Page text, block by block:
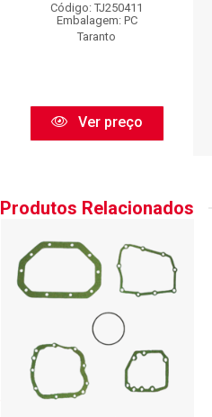
Código: TJ250411
Embalagem: PC
Taranto
Ver preço
Produtos Relacionados